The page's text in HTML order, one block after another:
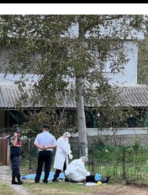
nedeniyle çıkan
ve 1'ini yaralayan Aydın
üzerine çökertip
savunmak için son
iki el ateş ettim. Bu arada
olay gerçekleşti” dedi.